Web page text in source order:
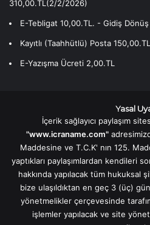
310,00.TL(2/2/2026)
E-Tebligat 10,00.TL. - Gidiş
Kayıtlı (Taahhütlü) Posta
E-Yazışma Ücreti 2,00.TL
Yasal
İçerik sağlayıcı paylaşım
"www.icraname.com"
Maddesine ve T.C.K' nın 125.
yaptıkları paylaşımlardan kendileri
hakkında yapılacak tüm hukuksal
bize ulaşıldıktan en geç 3 (üç)
yönetmelikler çerçevesinde
işlemler yapılacak ve site